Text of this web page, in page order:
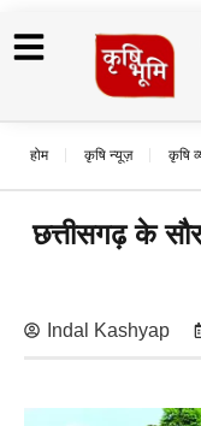
होम कृषि न्यूज़ कृषि
छत्तीसगढ़ के
Indal Kashyap